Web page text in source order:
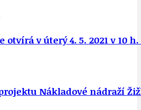
v úterý 4. 5. 2021 v 10
Nákladové nádraží